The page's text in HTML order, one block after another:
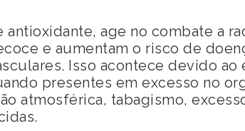
antioxidante, age no combate a
e aumentam o risco de
Isso acontece devido
presentes em excesso no
atmosférica, tabagismo,